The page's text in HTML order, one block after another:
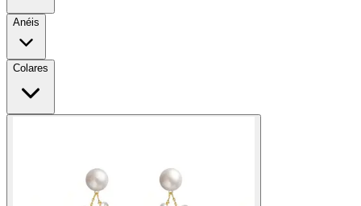
Anéis
Colares